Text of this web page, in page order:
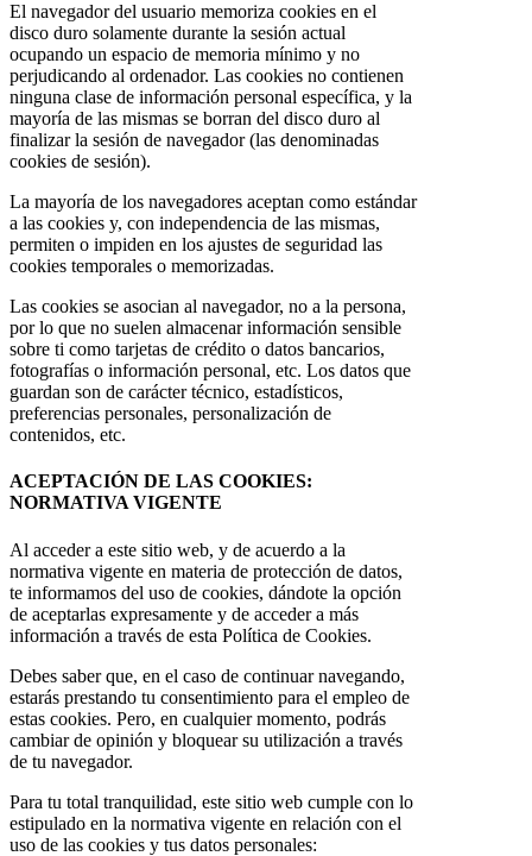
El navegador del usuario memoriza cookies en el
disco duro solamente durante la sesión actual
ocupando un espacio de memoria mínimo y no
perjudicando al ordenador. Las cookies no contienen
ninguna clase de información personal específica, y la
mayoría de las mismas se borran del disco duro al
finalizar la sesión de navegador (las denominadas
cookies de sesión).
La mayoría de los navegadores aceptan como estándar
a las cookies y, con independencia de las mismas,
permiten o impiden en los ajustes de seguridad las
cookies temporales o memorizadas.
Las cookies se asocian al navegador, no a la persona,
por lo que no suelen almacenar información sensible
sobre ti como tarjetas de crédito o datos bancarios,
fotografías o información personal, etc. Los datos que
guardan son de carácter técnico, estadísticos,
preferencias personales, personalización de
contenidos, etc.
ACEPTACIÓN DE LAS COOKIES:
NORMATIVA VIGENTE
Al acceder a este sitio web, y de acuerdo a la
normativa vigente en materia de protección de datos,
te informamos del uso de cookies, dándote la opción
de aceptarlas expresamente y de acceder a más
información a través de esta Política de Cookies.
Debes saber que, en el caso de continuar navegando,
estarás prestando tu consentimiento para el empleo de
estas cookies. Pero, en cualquier momento, podrás
cambiar de opinión y bloquear su utilización a través
de tu navegador.
Para tu total tranquilidad, este sitio web cumple con lo
estipulado en la normativa vigente en relación con el
uso de las cookies y tus datos personales: